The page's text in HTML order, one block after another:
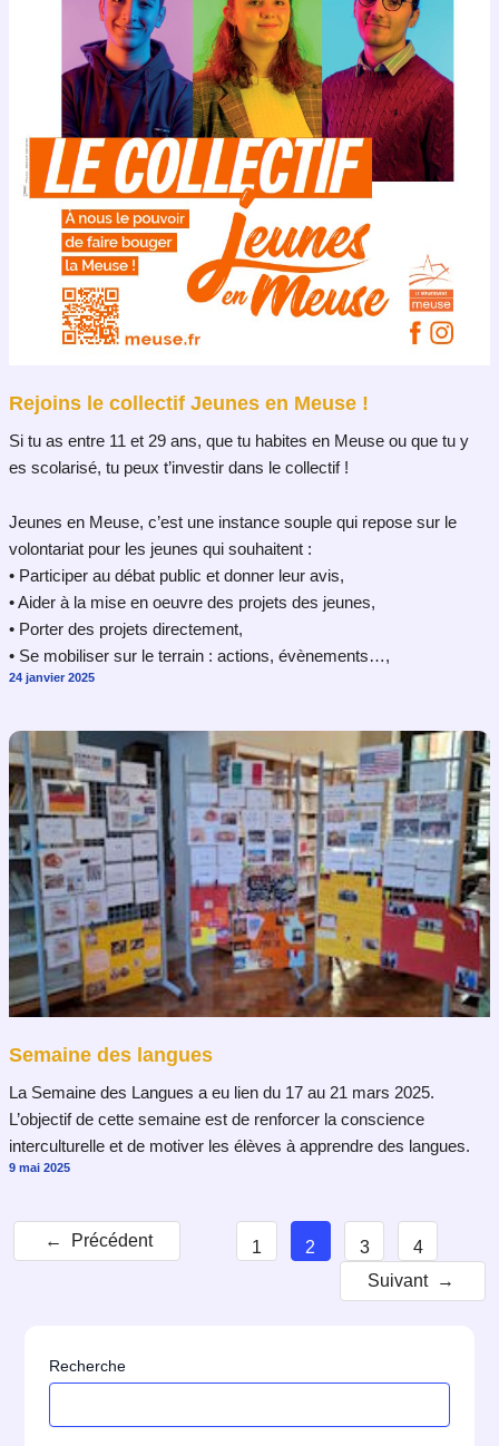
Rejoins le collectif Jeunes en Meuse !
Si tu as entre 11 et 29 ans, que tu habites en Meuse ou que tu y
es scolarisé, tu peux t’investir dans le collectif !
Jeunes en Meuse, c’est une instance souple qui repose sur le
volontariat pour les jeunes qui souhaitent :
• Participer au débat public et donner leur avis,
• Aider à la mise en oeuvre des projets des jeunes,
• Porter des projets directement,
• Se mobiliser sur le terrain : actions, évènements…,
24 janvier 2025
Semaine des langues
La Semaine des Langues a eu lien du 17 au 21 mars 2025.
L’objectif de cette semaine est de renforcer la conscience
interculturelle et de motiver les élèves à apprendre des langues.
9 mai 2025
← Précédent 1 2 3
4
Suivant →
Recherche